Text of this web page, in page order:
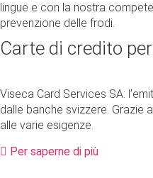
lingue e con la nostra
prevenzione delle frodi.
Carte di credito
Viseca Card Services SA:
dalle banche svizzere. Grazie
alle varie esigenze.
Per saperne di più